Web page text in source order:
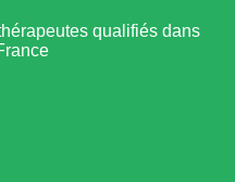
qualifiés dans